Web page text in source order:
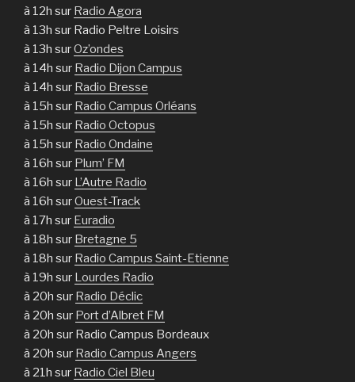
à 12h sur Radio Agora
à 13h sur Radio Peltre Loisirs
à 13h surOz’ondes
à 14h sur Radio Dijon Campus
à 14h sur Radio Bresse
à 15h sur Radio Campus Orléans
à 15h sur Radio Octopus
à 15h sur Radio Ondaine
à 16h sur Plum’ FM
à 16h sur L’Autre Radio
à 16h surOuest-Track
à 17h sur Euradio
à 18h sur Bretagne 5
à 18h sur Radio Campus Saint-Etienne
à 19h sur Lourdes Radio
à 20h sur Radio Déclic
à 20h sur Port d’Albret FM
à 20h sur Radio Campus Bordeaux
à 20h sur Radio Campus Angers
à 21h sur Radio Ciel Bleu